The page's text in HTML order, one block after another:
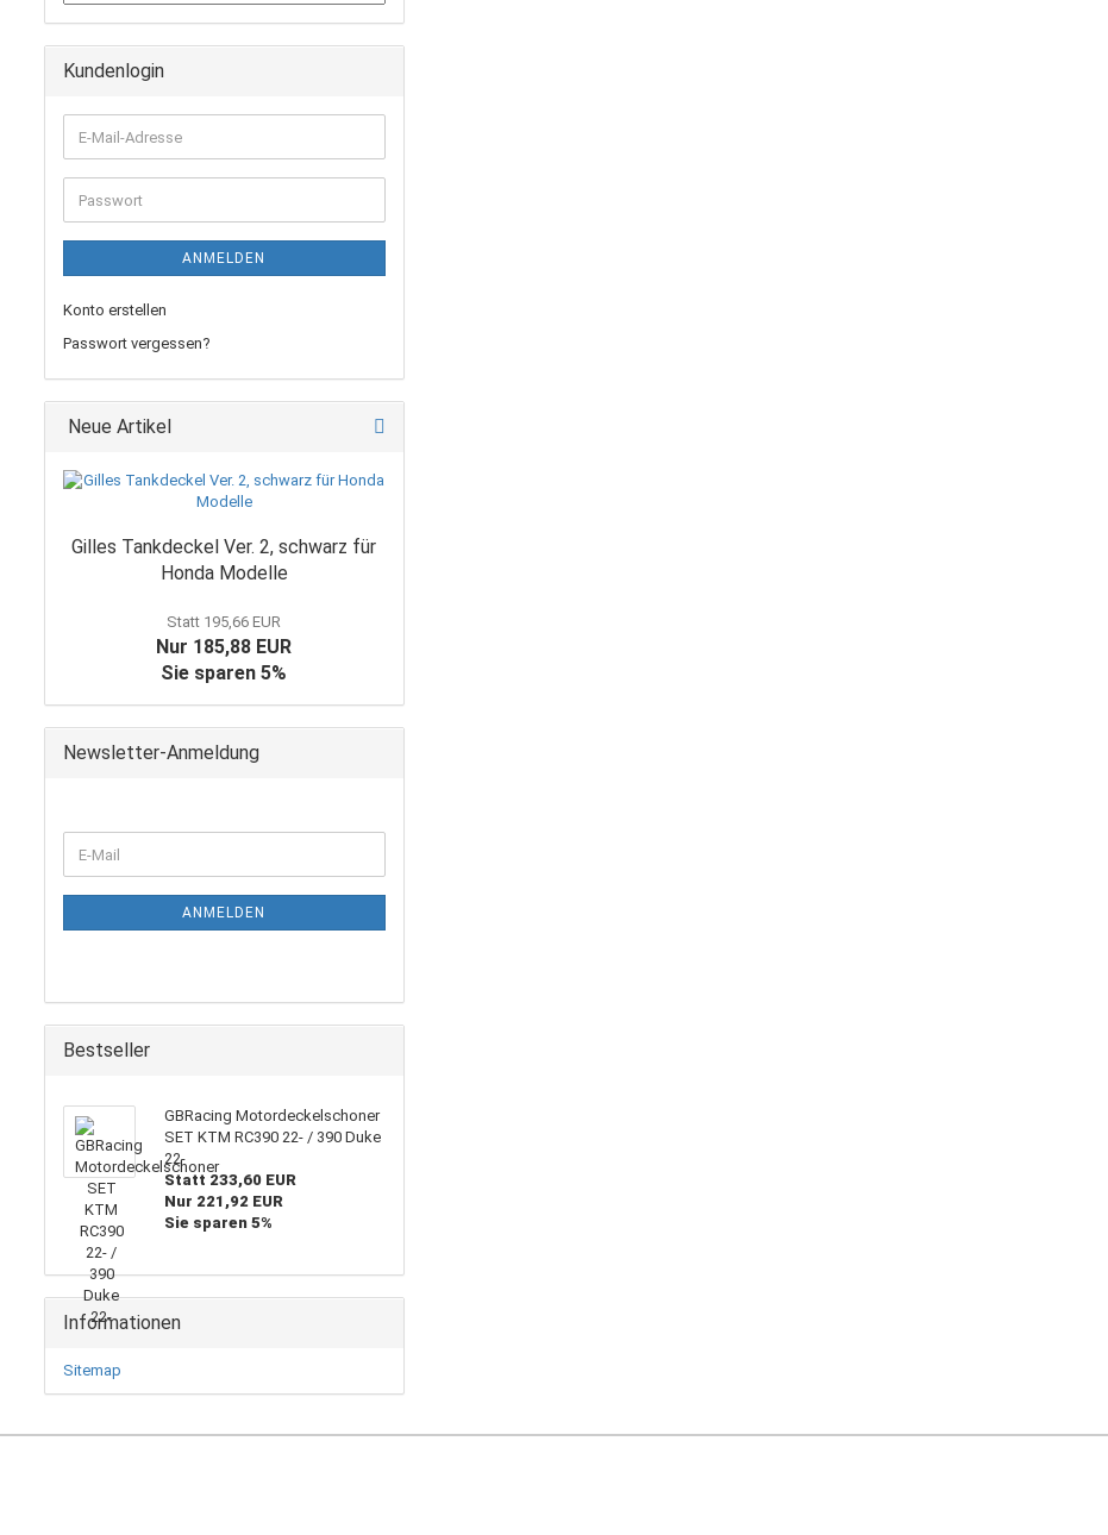
Kundenlogin
E-
Mail-
Adresse
Passwort
ANMELDEN
Konto erstellen
Passwort vergessen?
Neue Artikel
Gilles Tankdeckel Ver. 2, schwarz für
Honda Modelle
Statt 195,66 EUR
Nur 185,88 EUR
Sie sparen 5%
Newsletter-Anmeldung
ZUR
E-
Mail
ANMELDEN
Bestseller
GBRacing Motordeckelschoner
SET KTM RC390 22- / 390 Duke
22-
Statt 233,60 EUR
Nur 221,92 EUR
Sie sparen 5%
Informationen
Sitemap